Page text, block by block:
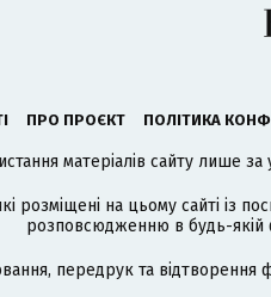
ПРО ПРОЄКТ ПОЛІТИКА
матеріалів сайту лише
розміщені на цьому сайті із
розповсюдженню в будь-якій
передрук та відтворення